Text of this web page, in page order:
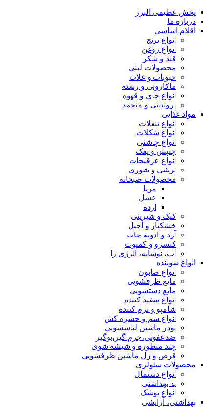
پخش عظیمی البرز
درباره ما
اقلام اساسی
انواع برنج
انواع روغن
قند و شکر
محصولات لبنی
حبوبات و غلات
ماکارونی و رشته
انواع چای و قهوه
پروتئینی و منجمد
مواد غذایی
انواع تنقلات
انواع شکلات
انواع چاشنی
چیپس و پفک
انواع عرقیجات
ترشی و شوری
محصولات صبحانه
مربا
عسل
ارده
کیک و شیرینی
خشکبار و آجیل
آرد و ادویه جات
کنسرو و کمپوت
آب، نوشابه، انرژی زا
انواع شوینده
انواع صابون
مایع ظرفشویی
مایع دستشویی
انواع سفید کننده
شامپو و نرم کننده
انواع سم و حشره کش
پودر ماشین لباسشویی
ضدعفونی،جرم گیر،بوگیر
چند منظوره و شیشه شوی
قرص و ژل ماشین ظرفشویی
محصولات سلولزی
انواع دستمال
پد بهداشتی
انواع پوشک
بهداشتی، آرایشی